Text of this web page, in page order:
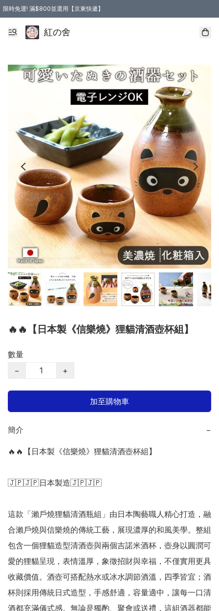
限時免運! 滿$800並選用【京東快遞】
紅の舍
🔥🔥【日本製《信樂燒》狸貓清酒壺杯組】
數量
−
+
加至購物車
簡介 −
🔥🔥【日本製《信樂燒》狸貓清酒壺杯組】
🇯🇵🇯🇵日本製造🇯🇵🇯🇵
這款「瀨戶燒狸貓清酒瓶組」由日本陶藝職人精心打造，融
合瀨戶燒與信樂燒的傳統工藝，展現濃厚的和風美學。整組
包含一個狸貓造型清酒壺與兩個吉諾米酒杯，壺身以圓潤可
愛的狸貓呈現，表情溫厚，象徵招財與幸福，不僅實用更具
收藏價值。酒壺可搭配熱水或冰水調節酒溫，四季皆宜；酒
杯則採用傳統日式造型，手感舒適，容量適中，讓每一口清
酒都充滿儀式感。無論是獨酌、聚會或送禮，這組酒器都能